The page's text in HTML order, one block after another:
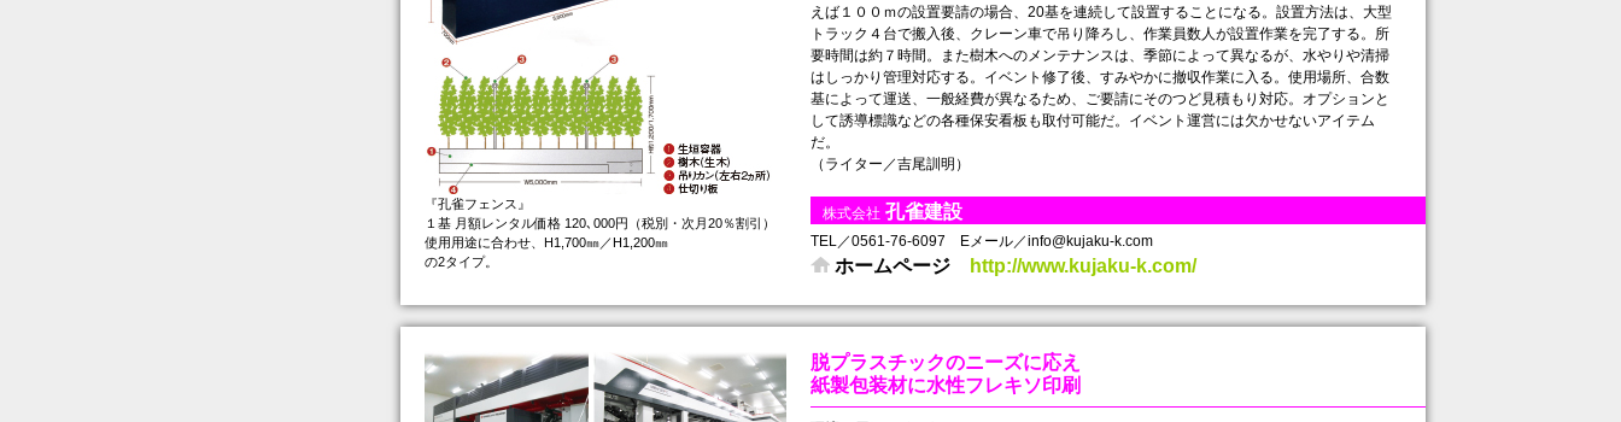
『孔雀フェンス』
１基 月額レンタル価格 120､000円（税別・次月20％割引）
使用用途に合わせ、H1,700㎜／H1,200㎜
の2タイプ。
えば１００ｍの設置要請の場合、20基を連続して設置することになる。設置方法は、大型
トラック４台で搬入後、クレーン車で吊り降ろし、作業員数人が設置作業を完了する。所
要時間は約７時間。また樹木へのメンテナンスは、季節によって異なるが、水やりや清掃
はしっかり管理対応する。イベント修了後、すみやかに撤収作業に入る。使用場所、合数
基によって運送、一般経費が異なるため、ご要請にそのつど見積もり対応。オプションと
して誘導標識などの各種保安看板も取付可能だ。イベント運営には欠かせないアイテム
だ。
（ライター／吉尾訓明）
株式会社 孔雀建設
TEL／0561-76-6097 Eメール／info@kujaku-k.com
ホームページ http://www.kujaku-k.com/
脱プラスチックのニーズに応え
紙製包装材に水性フレキソ印刷